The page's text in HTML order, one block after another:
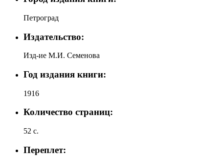
Петроград
Издательство:
Изд-ие М.И. Семенова
Год издания книги:
1916
Количество страниц:
52 с.
Переплет: